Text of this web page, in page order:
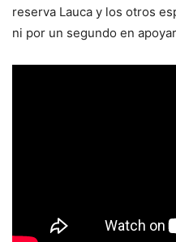
reserva Lauca y los otros
ni por un segundo en